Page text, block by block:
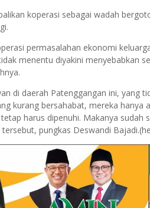
koperasi sebagai wadah
permasalahan ekonomi
menentu diyakini menyebabkan
di daerah Patenggangan ini, yang
kurang bersahabat, mereka hanya
harus dipenuhi. Makanya sudah
pungkas Deswandi